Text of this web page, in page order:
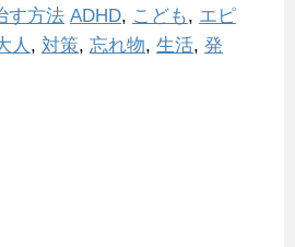
す方法 ADHD, こども, エピ
人 , 対策, 忘れ物, 生活, 発